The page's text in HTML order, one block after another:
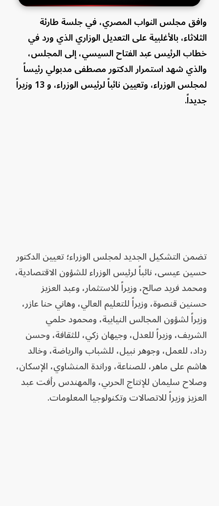
وافق مجلس النواب المصري، في جلسة طارئة
الثلاثاء، بالأغلبية على التعديل الوزاري الذي ورد في
خطاب الرئيس عبد الفتاح السيسي، إلى المجلس،
والذي شهد استمرار الدكتور مصطفى مدبولي رئيساً
لمجلس الوزراء، وتعيين نائباً لرئيس الوزراء، و 13 وزيراً
جديداً.
تضمن التشكيل الجديد لمجلس الوزراء؛ تعيين الدكتور
حسين عيسى، نائباً لرئيس الوزراء للشؤون الاقتصادية،
ومحمد فريد صالح، وزيراً للاستثمار، وعبد العزيز
حسنين قنصوة، وزيراً للتعليم العالي، وهاني حنا عازر،
وزيراً لشؤون المجالس النيابية، ومحمود حلمي
الشريف، وزيراً للعدل، وجيهان زكي، للثقافة، وحسن
رداد، للعمل، وجوهر نبيل، للشباب والرياضة، وخالد
هاشم على ماهر، للصناعة، وراندة المنشاوي، الإسكان،
وصلاح سليمان للإنتاج الحربي، والمهندس رأفت عبد
العزيز وزيراً للاتصالات وتكنولوجيا المعلومات.